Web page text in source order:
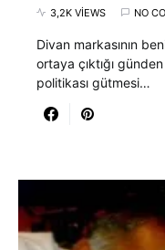
3,2K VIEWS NO
Divan markasının
ortaya çıktığı
politikası gütmesi…